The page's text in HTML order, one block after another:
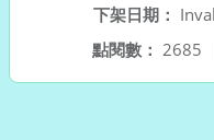
下架日期：
點閱數： 2685